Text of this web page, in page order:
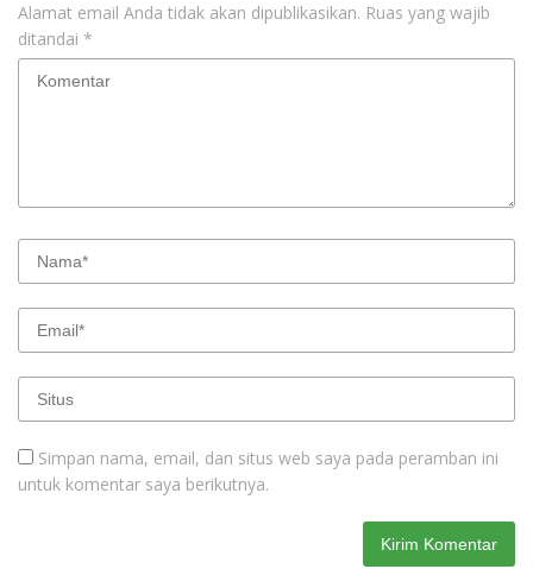
Alamat email Anda tidak akan dipublikasikan. Ruas yang wajib
ditandai *
Simpan nama, email, dan situs web saya pada peramban ini
untuk komentar saya berikutnya.